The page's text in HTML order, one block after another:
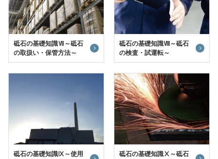
砥石の基礎知識Ⅶ～砥石
の取扱い・保管方法～
砥石の基礎知識Ⅷ～砥石
の検査・試運転～
砥石の基礎知識Ⅸ～使用
砥石の基礎知識Ⅹ～砥石